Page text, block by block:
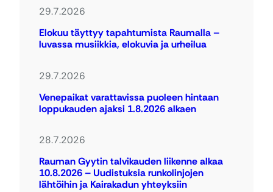
29.7.2026
Elokuu täyttyy tapahtumista Raumalla –
luvassa musiikkia, elokuvia ja urheilua
29.7.2026
Venepaikat varattavissa puoleen hintaan
loppukauden ajaksi 1.8.2026 alkaen
28.7.2026
Rauman Gyytin talvikauden liikenne alkaa
10.8.2026 – Uudistuksia runkolinjojen
lähtöihin ja Kairakadun yhteyksiin